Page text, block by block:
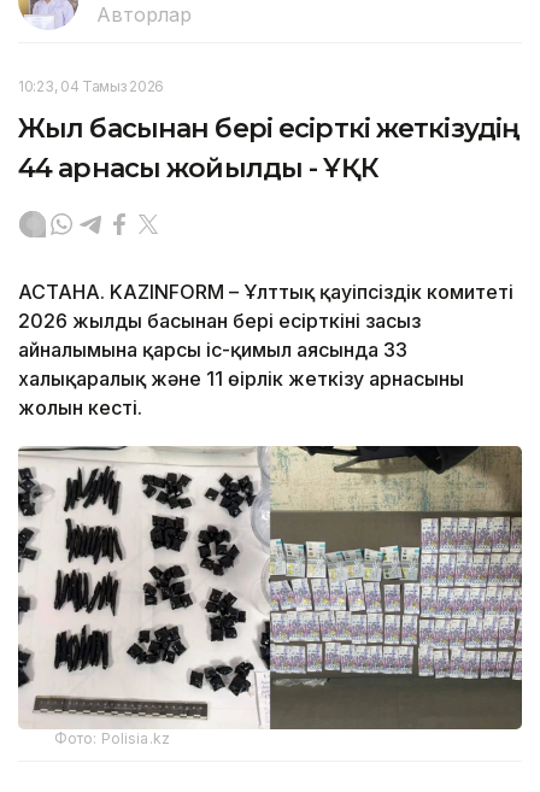
Авторлар
10:23, 04 Тамыз 2026
Жыл басынан бері есірткі жеткізудің
44 арнасы жойылды - ҰҚК
АСТАНА. KAZINFORM – Ұлттық қауіпсіздік комитеті
2026 жылдың басынан бері есірткінің заңсыз
айналымына қарсы іс-қимыл аясында 33
халықаралық және 11 өңірлік жеткізу арнасының
жолын кесті.
Фото: Polisia.kz